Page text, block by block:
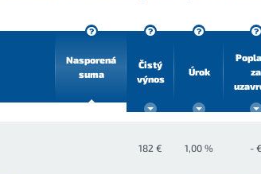
Nasporená
suma
Čistý
výnos
Úrok
za
182 € 1,00 % - €